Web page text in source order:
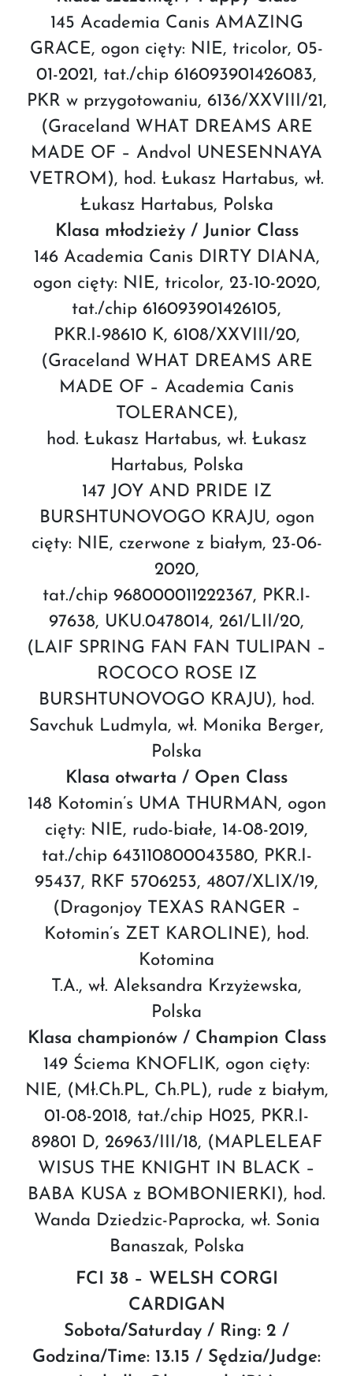
145 Academia Canis AMAZING
GRACE, ogon cięty: NIE, tricolor, 05-
01-2021, tat./chip 616093901426083,
PKR w przygotowaniu, 6136/XXVIII/21,
(Graceland WHAT DREAMS ARE
MADE OF – Andvol UNESENNAYA
VETROM), hod. Łukasz Hartabus, wł.
Łukasz Hartabus, Polska
Klasa młodzieży / Junior Class
146 Academia Canis DIRTY DIANA,
ogon cięty: NIE, tricolor, 23-10-2020,
tat./chip 616093901426105,
PKR.I-98610 K, 6108/XXVIII/20,
(Graceland WHAT DREAMS ARE
MADE OF – Academia Canis
TOLERANCE),
hod. Łukasz Hartabus, wł. Łukasz
Hartabus, Polska
147 JOY AND PRIDE IZ
BURSHTUNOVOGO KRAJU, ogon
cięty: NIE, czerwone z białym, 23-06-
2020,
tat./chip 968000011222367, PKR.I-
97638, UKU.0478014, 261/LII/20,
(LAIF SPRING FAN FAN TULIPAN –
ROCOCO ROSE IZ
BURSHTUNOVOGO KRAJU), hod.
Savchuk Ludmyla, wł. Monika Berger,
Polska
Klasa otwarta / Open Class
148 Kotomin’s UMA THURMAN, ogon
cięty: NIE, rudo-białe, 14-08-2019,
tat./chip 643110800043580, PKR.I-
95437, RKF 5706253, 4807/XLIX/19,
(Dragonjoy TEXAS RANGER –
Kotomin’s ZET KAROLINE), hod.
Kotomina
T.A., wł. Aleksandra Krzyżewska,
Polska
Klasa championów / Champion Class
149 Ściema KNOFLIK, ogon cięty:
NIE, (Mł.Ch.PL, Ch.PL), rude z białym,
01-08-2018, tat./chip H025, PKR.I-
89801 D, 26963/III/18, (MAPLELEAF
WISUS THE KNIGHT IN BLACK –
BABA KUSA z BOMBONIERKI), hod.
Wanda Dziedzic-Paprocka, wł. Sonia
Banaszak, Polska
FCI 38 – WELSH CORGI
CARDIGAN
Sobota/Saturday / Ring: 2 /
Godzina/Time: 13.15 / Sędzia/Judge: